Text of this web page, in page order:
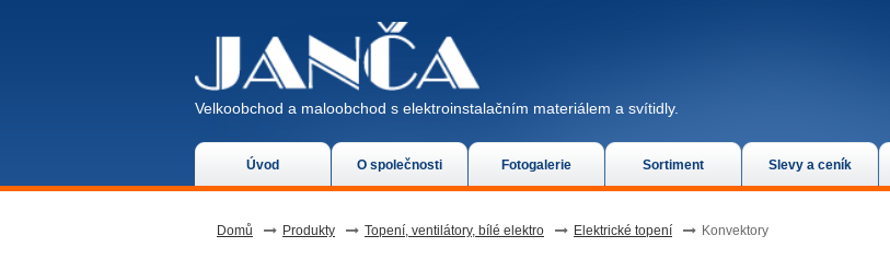
Úvod O společnosti Fotogalerie Sortiment Slevy a ceník
Velkoobchod a maloobchod s elektroinstalačním materiálem a svítidly.
Domů Produkty Topení, ventilátory, bílé elektro Elektrické topení Konvektory